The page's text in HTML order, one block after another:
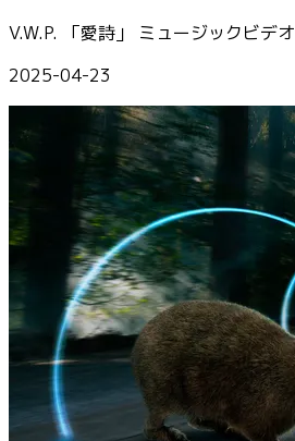
V.W.P. 「愛詩」 ミュージックビデオ
2025-04-23